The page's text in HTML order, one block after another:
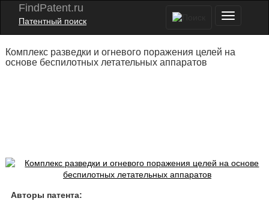
FindPatent.ru
Патентный поиск
Комплекс разведки и огневого поражения целей на
основе беспилотных летательных аппаратов
Авторы патента: